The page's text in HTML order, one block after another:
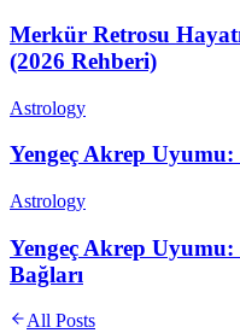
Merkür Retrosu
(2026 Rehberi)
Astrology
Yengeç Akrep
Astrology
Yengeç Akrep
Bağları
All Posts